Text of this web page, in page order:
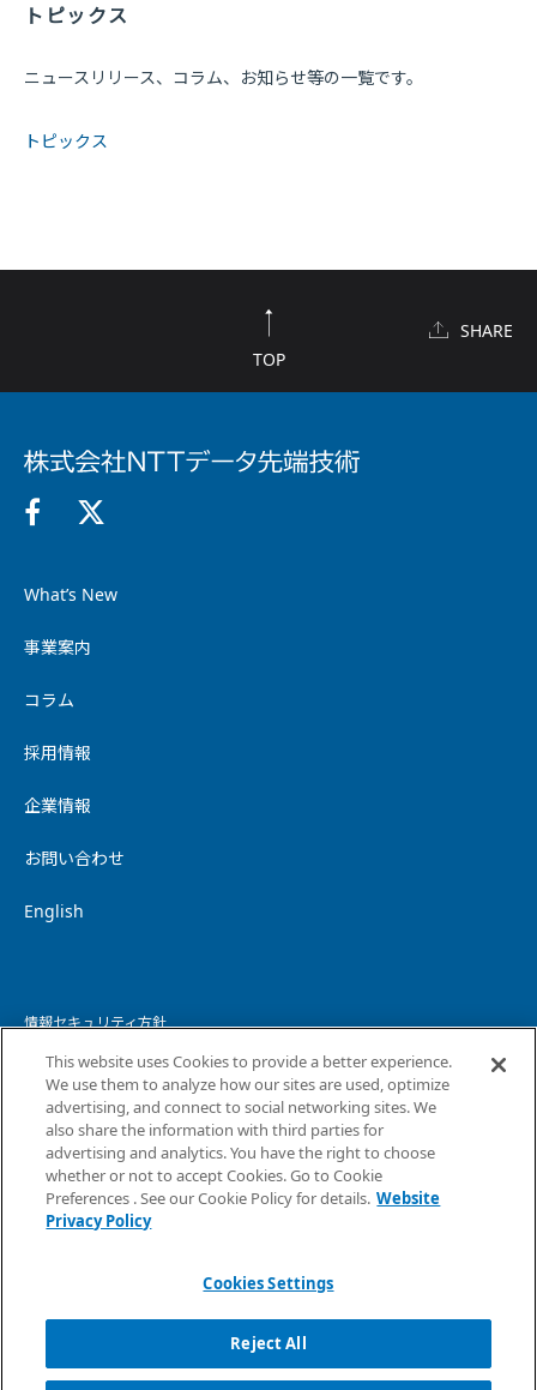
トピックス
ニュースリリース、コラム、お知らせ等の一覧です。
トピックス
TOP
SHARE
What’s New
事業案内
コラム
採用情報
企業情報
お問い合わせ
English
情報セキュリティ方針
個人情報保護方針
個人情報の取り扱いについて
ウェブサイトプライバシーポリシー
コピーライト・免責事項
This website uses Cookies to provide a better experience.
We use them to analyze how our sites are used, optimize
advertising, and connect to social networking sites. We
also share the information with third parties for
advertising and analytics. You have the right to choose
whether or not to accept Cookies. Go to Cookie
Preferences . See our Cookie Policy for details. Website
Privacy Policy
Cookies Settings
Reject All